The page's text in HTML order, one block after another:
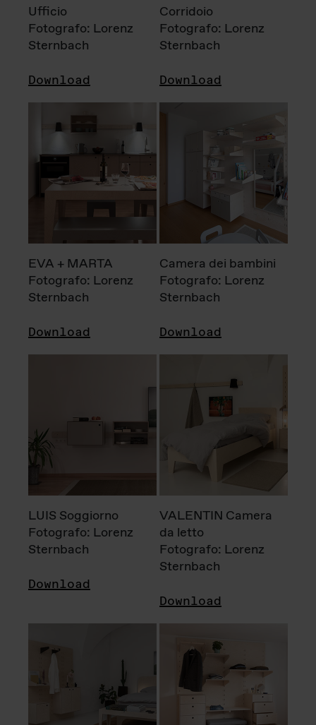
Ufficio
Fotografo: Lorenz
Sternbach
Download
Corridoio
Fotografo: Lorenz
Sternbach
Download
EVA + MARTA
Fotografo: Lorenz
Sternbach
Download
Camera dei bambini
Fotografo: Lorenz
Sternbach
Download
LUIS Soggiorno
Fotografo: Lorenz
Sternbach
Download
VALENTIN Camera
da letto
Fotografo: Lorenz
Sternbach
Download